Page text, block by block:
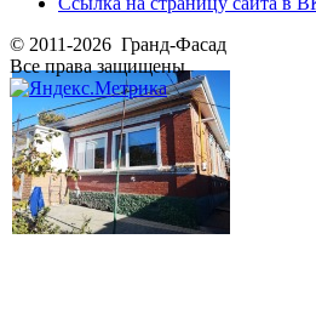
© 2011-2026 Гранд-Фасад
Все права защищены